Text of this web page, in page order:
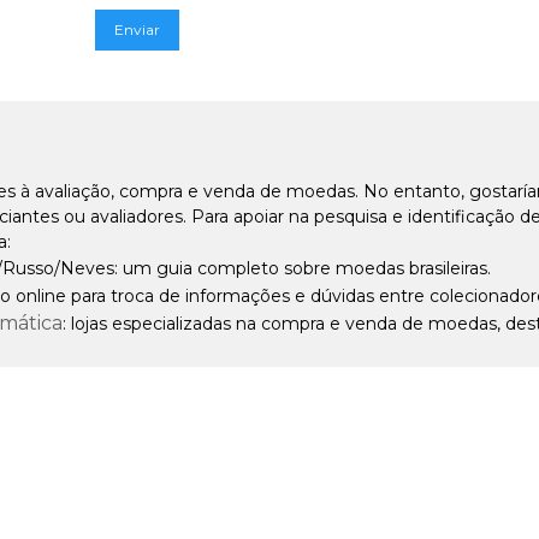
à avaliação, compra e venda de moedas. No entanto,
ou avaliadores. Para apoiar na pesquisa e identificação
Neves: um guia completo sobre moedas brasileiras.
online para troca de informações e dúvidas entre
: lojas especializadas na compra e venda de moedas,